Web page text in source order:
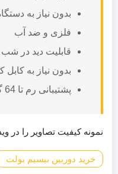
بدون نیاز به
فلزی و ضد آب
قابلیت دید در شب
بدون نیاز به
پشتیبانی رم تا 64 گیگابایت
نمونه کیفیت تصاویر را در
خرید دوربین بیسیم بولت